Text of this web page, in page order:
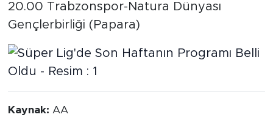
20.00 Trabzonspor-Natura Dünyası
Gençlerbirliği (Papara)
Kaynak: AA